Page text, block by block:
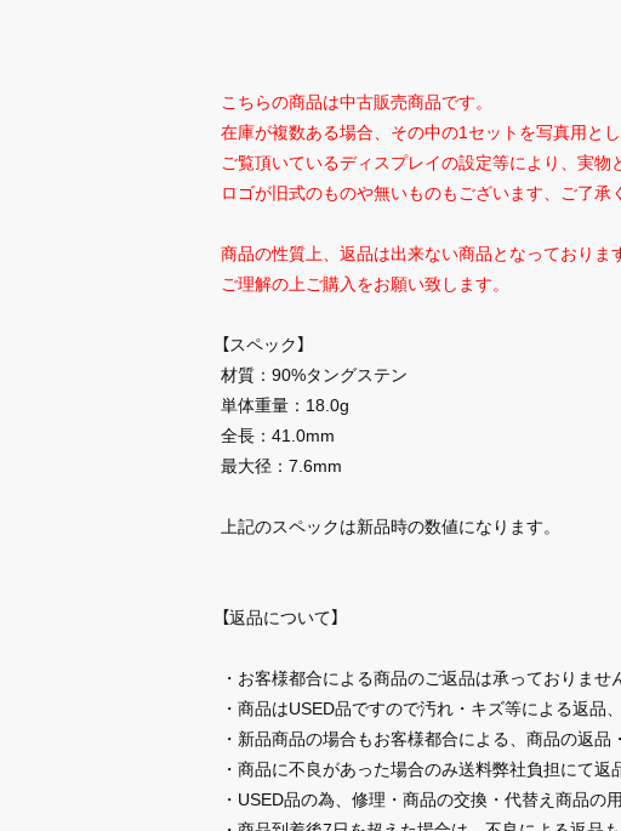
こちらの商品は中古販売商品です。
在庫が複数ある場合、その中の1セットを写真用と
ご覧頂いているディスプレイの設定等により、実物
ロゴが旧式のものや無いものもございます、ご了承
商品の性質上、返品は出来ない商品となっております
ご理解の上ご購入をお願い致します。
【スペック】
材質：90%タングステン
単体重量：18.0g
全長：41.0mm
最大径：7.6mm
上記のスペックは新品時の数値になります。
【返品について】
・お客様都合による商品のご返品は承っておりません
・商品はUSED品ですので汚れ・キズ等による返品
・新品商品の場合もお客様都合による、商品の返品
・商品に不良があった場合のみ送料弊社負担にて返
・USED品の為、修理・商品の交換・代替え商品の